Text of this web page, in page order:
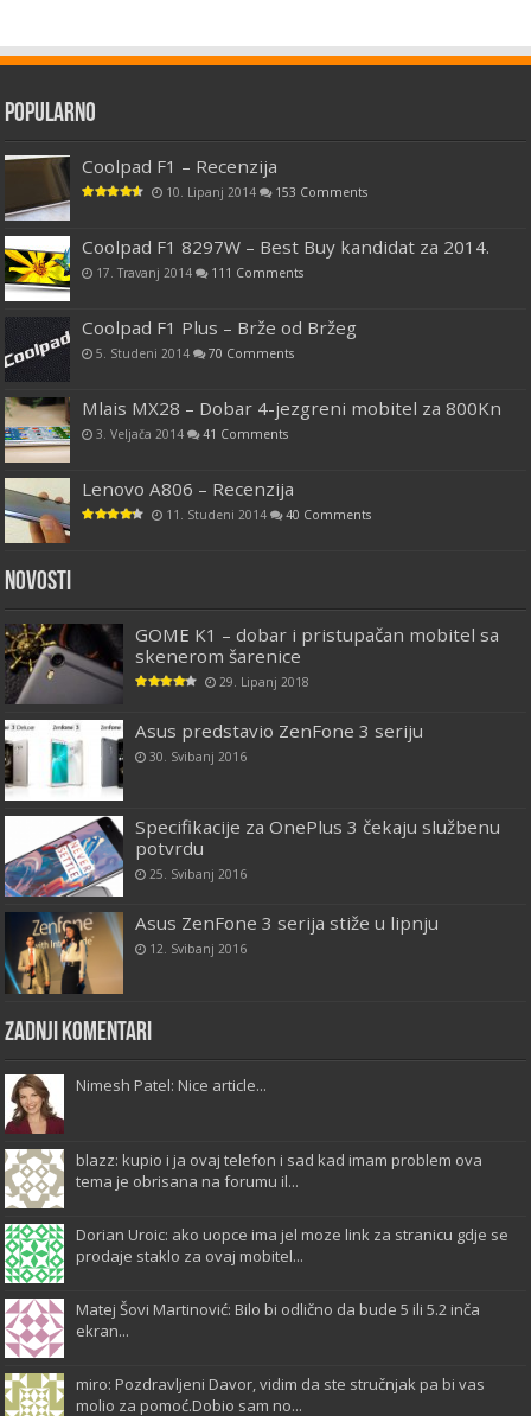
Popularno
Coolpad F1 – Recenzija
10. Lipanj 2014 153 Comments
Coolpad F1 8297W – Best Buy kandidat za 2014.
17. Travanj 2014 111 Comments
Coolpad F1 Plus – Brže od Bržeg
5. Studeni 2014 70 Comments
Mlais MX28 – Dobar 4-jezgreni mobitel za 800Kn
3. Veljača 2014 41 Comments
Lenovo A806 – Recenzija
11. Studeni 2014 40 Comments
Novosti
GOME K1 – dobar i pristupačan mobitel sa
skenerom šarenice
29. Lipanj 2018
Asus predstavio ZenFone 3 seriju
30. Svibanj 2016
Specifikacije za OnePlus 3 čekaju službenu
potvrdu
25. Svibanj 2016
Asus ZenFone 3 serija stiže u lipnju
12. Svibanj 2016
Zadnji komentari
Nimesh Patel: Nice article...
blazz: kupio i ja ovaj telefon i sad kad imam problem ova
tema je obrisana na forumu il...
Dorian Uroic: ako uopce ima jel moze link za stranicu gdje se
prodaje staklo za ovaj mobitel...
Matej Šovi Martinović: Bilo bi odlično da bude 5 ili 5.2 inča
ekran...
miro: Pozdravljeni Davor, vidim da ste stručnjak pa bi vas
molio za pomoć.Dobio sam no...